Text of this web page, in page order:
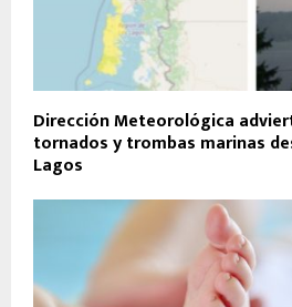
Dirección Meteorológica
tornados y trombas marinas
Lagos